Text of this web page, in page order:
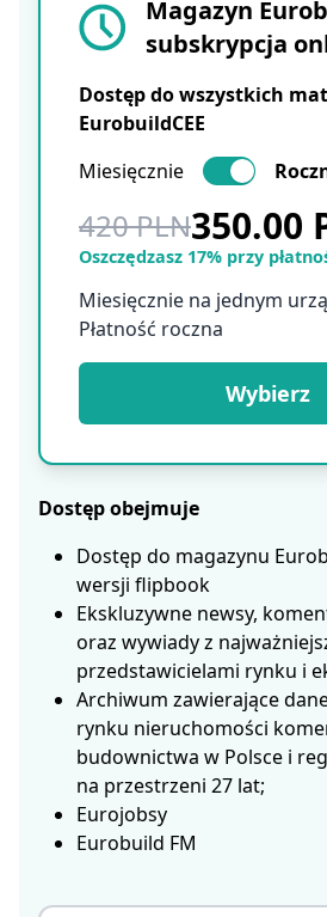
Magazyn
subskrypcja
Dostęp do wszystkich
EurobuildCEE
Miesięcznie
420 PLN350.00
Oszczędzasz 17% przy
Miesięcznie na jednym
Płatność roczna
Wybierz
Dostęp obejmuje
Dostęp do magazynu
wersji flipbook
Ekskluzywne newsy,
oraz wywiady z
przedstawicielami rynku i
Archiwum zawierające
rynku nieruchomości
budownictwa w Polsce i
na przestrzeni 27 lat;
Eurojobsy
Eurobuild FM